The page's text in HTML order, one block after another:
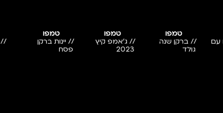
עם
טמפו
// ברקן שנה
גולד
טמפו
// ג'אמפ קיץ
2023
טמפו
// יינות ברקן
פסח
//